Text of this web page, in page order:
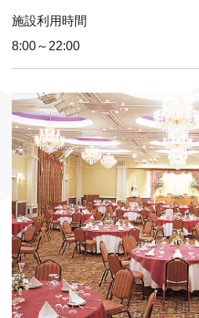
施設利用時間
8:00～22:00